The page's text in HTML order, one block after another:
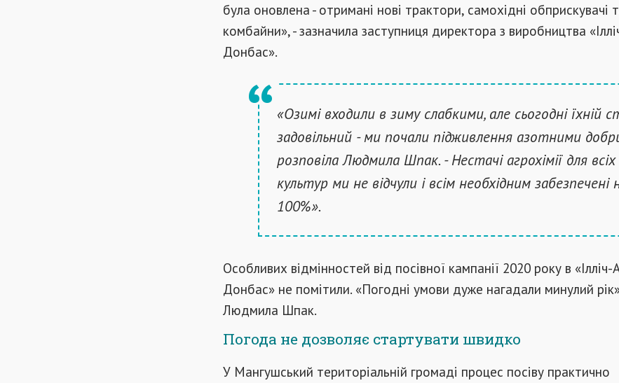
була оновлена ​​- отримані нові трактори, самохідні обприскувачі
комбайни», - зазначила заступниця директора з виробництва
Донбас».
«Озимі входили в зиму слабкими, але сьогодні їхній
задовільний - ми почали підживлення азотними
розповіла Людмила Шпак. - Нестачі агрохімії для всіх
культур ми не відчули і всім необхідним забезпечені
100%».
Особливих відмінностей від посівної кампанії 2020 року в «Ілліч-
Донбас» не помітили. «Погодні умови дуже нагадали минулий
Людмила Шпак.
Погода не дозволяє стартувати швидко
У Мангушський територіальній громаді процес посіву практично